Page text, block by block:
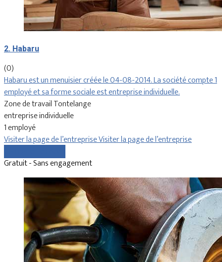
2. Habaru
(0)
Habaru est un menuisier créée le 04-08-2014. La société compte 1
employé et sa forme sociale est entreprise individuelle.
Zone de travail Tontelange
entreprise individuelle
1 employé
Visiter la page de l’entrepriseVisiter la page de l’entreprise
Gratuit - Sans engagement